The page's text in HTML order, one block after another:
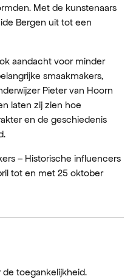
Met de kunstenaars
Bergen uit tot een
aandacht voor minder
smaakmakers,
Pieter van Hoorn
laten zij zien hoe
en de geschiedenis
– Historische influencers
tot en met 25 oktober
de toegankelijkheid.